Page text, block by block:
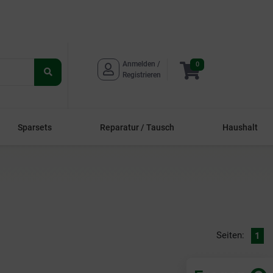
starten
Anmelden /
Registrieren
0
Sparsets Reparatur / Tausch Haushalt
Seiten: 1